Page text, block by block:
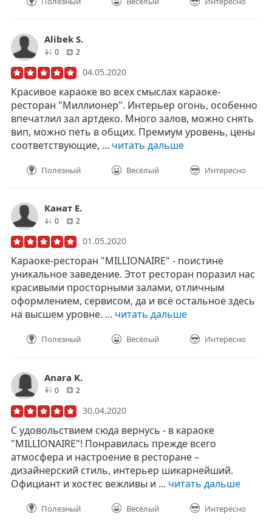
Alibek S.
0друзей
2
04.05.2020
Красивое караоке во всех смыслах караоке-
ресторан "Миллионер". Интерьер огонь, особенно
впечатлил зал артдеко. Много залов, можно снять
вип, можно петь в общих. Премиум уровень, цены
соответствующие, ... читать дальше
Полезный Весёлый Интересно
Канат Е.
0друзей
2
01.05.2020
Kараоке-ресторан "MILLIONAIRE" - поистине
уникальное заведение. Этот ресторан поразил нас
красивыми просторными залами, отличным
оформлением, сервисом, да и всё остальное здесь
на высшем уровне. ... читать дальше
Полезный Весёлый Интересно
Anara K.
0друзей
2
30.04.2020
С удовольствием сюда вернусь - в караоке
"MILLIONAIRE"! Понравилась прежде всего
атмосфера и настроение в ресторане –
дизайнерский стиль, интерьер шикарнейший.
Официант и хостес вежливы и ... читать дальше
Полезный Весёлый Интересно